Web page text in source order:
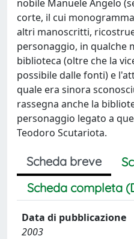
nobile Manuele Angelo
corte, il cui
altri manoscritti,
personaggio, in qualche
biblioteca (oltre che la
possibile dalle fonti) e
quale era sinora
rassegna anche la
personaggio legato a
Teodoro Scutariota.
Scheda breve
Scheda completa
Data di pubblicazione
2003